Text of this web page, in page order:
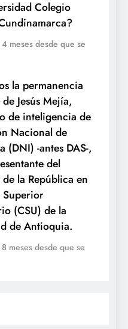
Colegio
4 meses desde que se
la permanencia
Jesús Mejía,
de inteligencia de
Nacional de
(DNI) -antes DAS-,
del
la República en
Superior
(CSU) de la
de Antioquia.
8 meses desde que se